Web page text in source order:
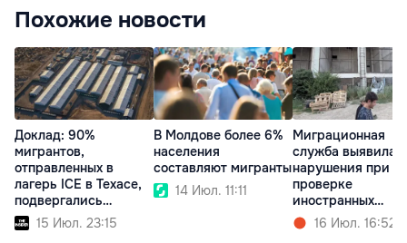
Похожие новости
Доклад: 90%
мигрантов,
отправленных в
лагерь ICE в Техасе,
подвергались
насилию
15 Июл. 23:15
В Молдове более 6%
населения
составляют мигранты
14 Июл. 11:11
Миграционная
служба выявила
нарушения при
проверке
иностранных
работников в
Кишиневе
16 Июл. 16:52